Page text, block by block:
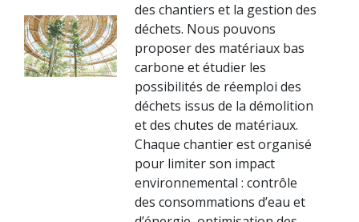
des chantiers et la gestion des
déchets. Nous pouvons
proposer des matériaux bas
carbone et étudier les
possibilités de réemploi des
déchets issus de la démolition
et des chutes de matériaux.
Chaque chantier est organisé
pour limiter son impact
environnemental : contrôle
des consommations d’eau et